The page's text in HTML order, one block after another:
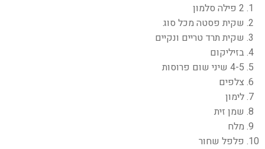
2 פילה סלמון
שקית פסטה מכל סוג
שקית תרד טריים ונקיים
בזיליקום
4-5 שיני שום פרוסות
צלפים
לימון
שמן זית
מלח
פלפל שחור